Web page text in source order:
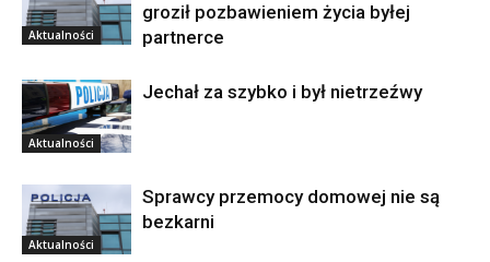
Aktualności
groził pozbawieniem życia byłej
partnerce
Aktualności
Jechał za szybko i był nietrzeźwy
Aktualności
Sprawcy przemocy domowej nie są
bezkarni